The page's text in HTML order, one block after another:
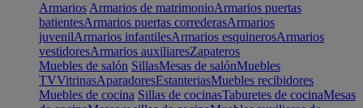
Armarios Armarios de matrimonioArmarios puertas
batientesArmarios puertas correderasArmarios
juvenilArmarios infantilesArmarios esquinerosArmarios
vestidoresArmarios auxiliaresZapateros
Muebles de salón SillasMesas de salónMuebles
TVVitrinasAparadoresEstanteriasMuebles recibidores
Muebles de cocina Sillas de cocinasTaburetes de cocinaMesas